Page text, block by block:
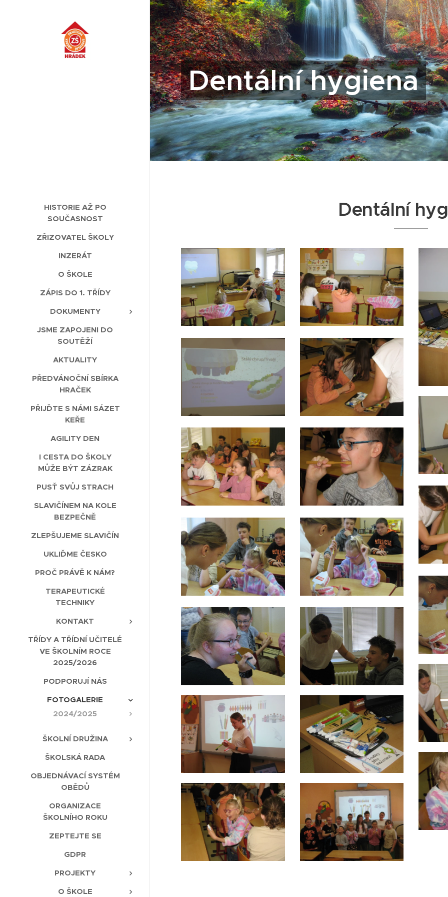
HISTORIE AŽ PO
SOUČASNOST
ZŘIZOVATEL ŠKOLY
INZERÁT
O ŠKOLE
ZÁPIS DO 1. TŘÍDY
DOKUMENTY
JSME ZAPOJENI DO
SOUTĚŽÍ
AKTUALITY
PŘEDVÁNOČNÍ SBÍRKA
HRAČEK
PŘIJĎTE S NÁMI SÁZET
KEŘE
AGILITY DEN
I CESTA DO ŠKOLY
MŮŽE BÝT ZÁZRAK
PUSŤ SVŮJ STRACH
SLAVIČÍNEM NA KOLE
BEZPEČNĚ
ZLEPŠUJEME SLAVIČÍN
UKLIĎME ČESKO
PROČ PRÁVĚ K NÁM?
TERAPEUTICKÉ
TECHNIKY
KONTAKT
TŘÍDY A TŘÍDNÍ UČITELÉ
VE ŠKOLNÍM ROCE
2025/2026
PODPORUJÍ NÁS
FOTOGALERIE
2024/2025
ŠKOLNÍ DRUŽINA
ŠKOLSKÁ RADA
OBJEDNÁVACÍ SYSTÉM
OBĚDŮ
ORGANIZACE
ŠKOLNÍHO ROKU
ZEPTEJTE SE
GDPR
PROJEKTY
O ŠKOLE
Dentální hygiena
Dentální